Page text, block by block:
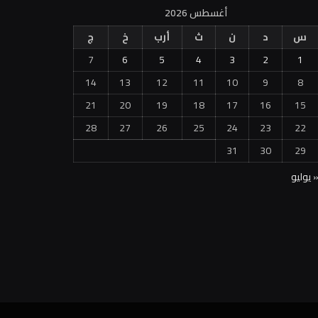
أغسطس 2026
س
د ن ث أرب خ
ج
1
2
3
4
5
6
7
8
9
10
11
12
13
14
15
16
17
18
19
20
21
22
23
24
25
26
27
28
29
30
31
« يوليو